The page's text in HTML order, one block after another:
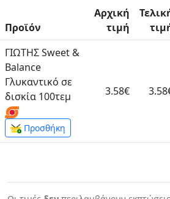
Προϊόν
Αρχική
τιμή
ΓΙΩΤΗΣ Sweet &
Balance
Γλυκαντικό σε
δισκία 100τεμ
Προσθήκη
3.58€